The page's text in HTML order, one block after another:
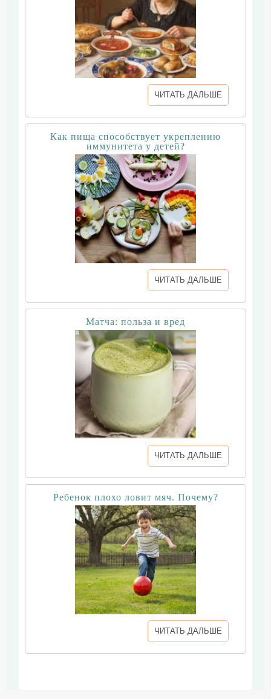
ЧИТАТЬ ДАЛЬШЕ
Как пища способствует укреплению
иммунитета у детей?
ЧИТАТЬ ДАЛЬШЕ
Матча: польза и вред
ЧИТАТЬ ДАЛЬШЕ
Ребенок плохо ловит мяч. Почему?
ЧИТАТЬ ДАЛЬШЕ